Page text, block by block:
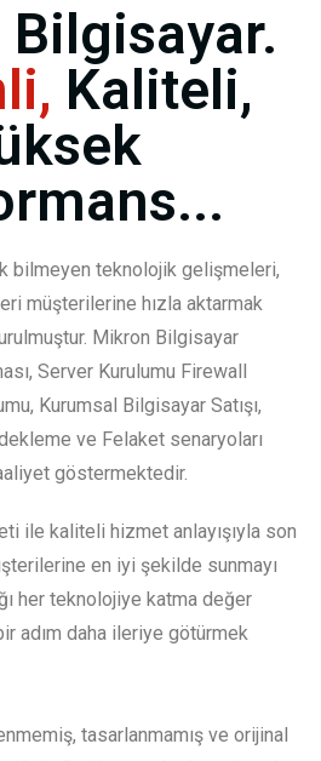
Kaliteli,
bilmeyen teknolojik gelişmeleri,
müşterilerine hızla aktarmak
Mikron Bilgisayar
Server Kurulumu Firewall
Kurumsal Bilgisayar Satışı,
ve Felaket senaryoları
göstermektedir.
ile kaliteli hizmet anlayışıyla son
en iyi şekilde sunmayı
her teknolojiye katma değer
adım daha ileriye götürmek
tasarlanmamış ve orijinal